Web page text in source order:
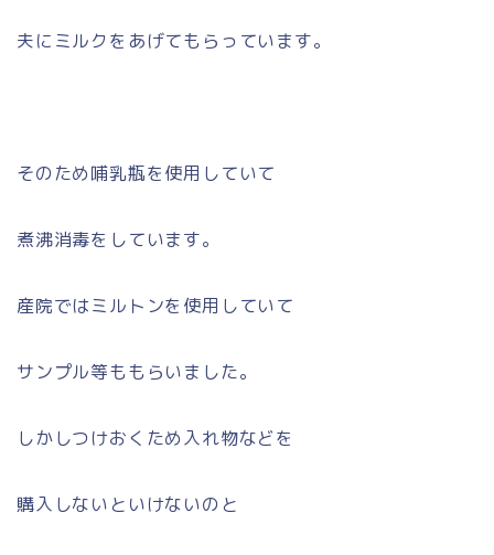
夫にミルクをあげてもらっています。
そのため哺乳瓶を使用していて
煮沸消毒をしています。
産院ではミルトンを使用していて
サンプル等ももらいました。
しかしつけおくため入れ物などを
購入しないといけないのと